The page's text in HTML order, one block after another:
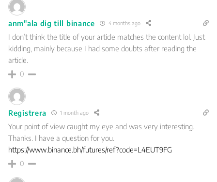
anm"ala dig till binance 4 months ago
I don’t think the title of your article matches the content lol. Just
kidding, mainly because I had some doubts after reading the
article.
0
Registrera 1 month ago
Your point of view caught my eye and was very interesting.
Thanks. I have a question for you.
https://www.binance.bh/futures/ref?code=L4EUT9FG
0